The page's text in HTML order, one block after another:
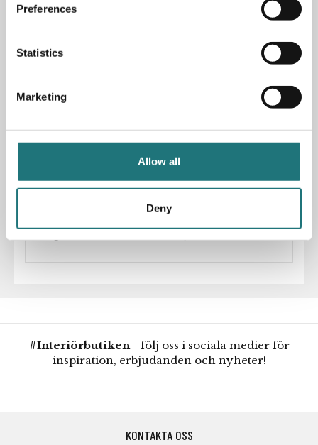
Preferences
Statistics
Marketing
Allow all
Deny
ger ljuset en behaglig spridning.
AJ formgavs av Arne Jacobsen 1960 till SAS Royal Hotel i
Köpenhamn (Radisson Blu). Lampan utgjorde en del av hotellets
uppnått status som designikoner, och när det gäller belysningen har
Finns i flera olika fina
färger för enkelt köp online. Hos Interiörbutiken hittar du
även AJ-lampan som golv- samt bordslampa.
PRISINFORMATION: Överstruket pris är ett
rekommenderat pris från leverantören
190074
Designer
Arne Jacobsen
#Interiörbutiken- följ oss i sociala medier för
inspiration, erbjudanden och nyheter!
KONTAKTA OSS